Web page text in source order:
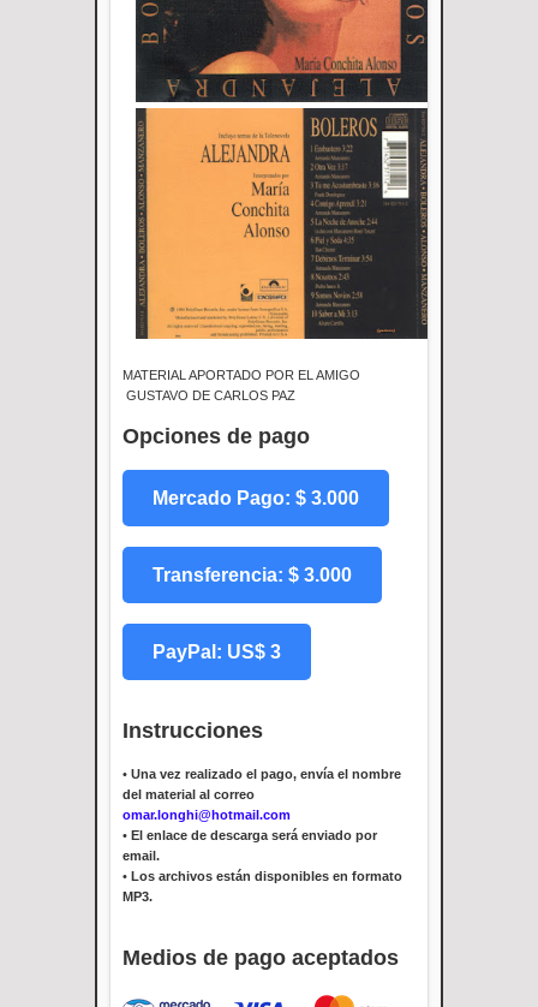
MATERIAL APORTADO POR EL AMIGO
GUSTAVO DE CARLOS PAZ
Opciones de pago
Mercado Pago: $ 3.000
Transferencia: $ 3.000
PayPal: US$ 3
Instrucciones
• Una vez realizado el pago, envía el nombre
del material al correo
omar.longhi@hotmail.com
• El enlace de descarga será enviado por
email.
• Los archivos están disponibles en formato
MP3.
Medios de pago aceptados